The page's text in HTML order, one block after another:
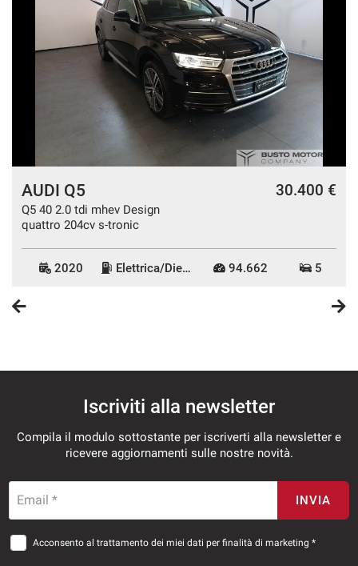
AUDI Q5
Q5 40 2.0 tdi mhev Design
quattro 204cv s-tronic
30.400 €
2020 Elettrica/Diesel 94.662 5
Iscriviti alla newsletter
Compila il modulo sottostante per iscriverti alla newsletter e
ricevere aggiornamenti sulle nostre novità.
Email * INVIA
Acconsento al trattamento dei miei dati per finalità di marketing *